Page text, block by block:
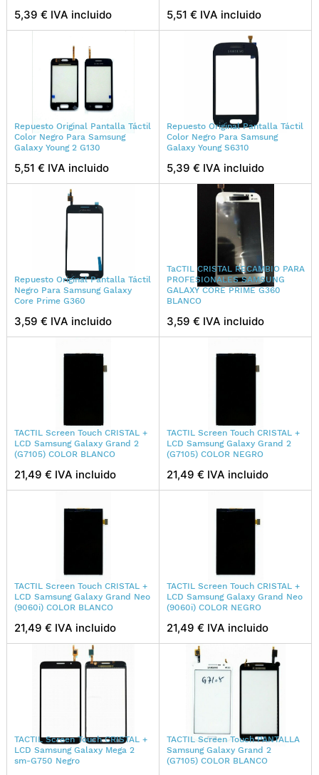
5,39 € IVA incluido 5,51 € IVA incluido
Repuesto Original Pantalla Táctil
Color Negro Para Samsung
Galaxy Young 2 G130
5,51 € IVA incluido
Repuesto Original Pantalla Táctil
Color Negro Para Samsung
Galaxy Young S6310
5,39 € IVA incluido
Repuesto Original Pantalla Táctil
Negro Para Samsung Galaxy
Core Prime G360
3,59 € IVA incluido
TaCTIL CRISTAL RECAMBIO PARA
PROFESIONALES SAMSUNG
GALAXY CORE PRIME G360
BLANCO
3,59 € IVA incluido
TACTIL Screen Touch CRISTAL +
LCD Samsung Galaxy Grand 2
(G7105) COLOR BLANCO
21,49 € IVA incluido
TACTIL Screen Touch CRISTAL +
LCD Samsung Galaxy Grand 2
(G7105) COLOR NEGRO
21,49 € IVA incluido
TACTIL Screen Touch CRISTAL +
LCD Samsung Galaxy Grand Neo
(9060i) COLOR BLANCO
21,49 € IVA incluido
TACTIL Screen Touch CRISTAL +
LCD Samsung Galaxy Grand Neo
(9060i) COLOR NEGRO
21,49 € IVA incluido
TACTIL Screen Touch CRISTAL +
LCD Samsung Galaxy Mega 2
sm-G750 Negro
TACTIL Screen Touch PANTALLA
Samsung Galaxy Grand 2
(G7105) COLOR BLANCO